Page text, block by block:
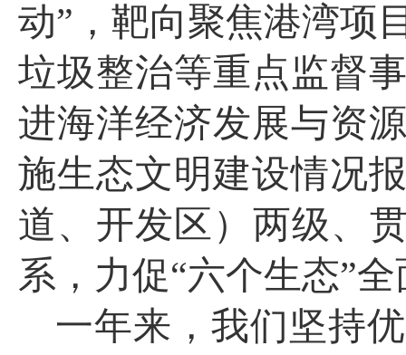
动”，靶向聚焦港湾项
垃圾整治等重点监督
进海洋经济发展与资
施生态文明建设情况
道、开发区）两级、
系，力促“六个生态”
一年来，我们坚持